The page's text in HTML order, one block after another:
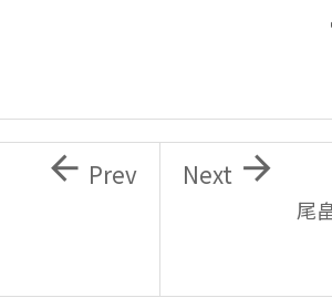
尾

Next
 Prev